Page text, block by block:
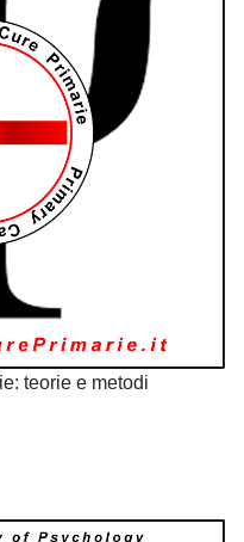
teorie e metodi